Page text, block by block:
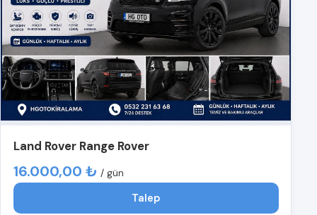
Land Rover Range Rover
16.000,00 ₺ / gün
Talep